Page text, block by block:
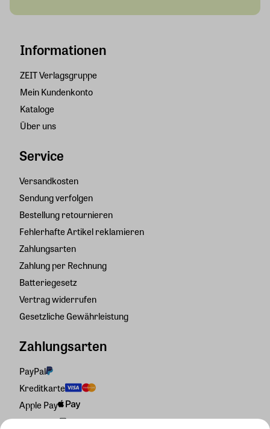
Informationen
ZEIT Verlagsgruppe
Mein Kundenkonto
Kataloge
Über uns
Service
Versandkosten
Sendung verfolgen
Bestellung retournieren
Fehlerhafte Artikel reklamieren
Zahlungsarten
Zahlung per Rechnung
Batteriegesetz
Vertrag widerrufen
Gesetzliche Gewährleistung
Zahlungsarten
PayPal
Kreditkarte
Apple Pay
Rechnung